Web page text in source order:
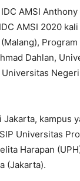
AMSI
AMSI 2020
Dahlan,
Universitas
Jakarta, kampus
Universitas
Harapan
(Jakarta).